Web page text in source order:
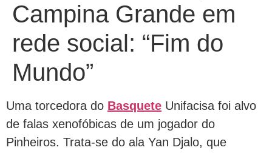
Campina Grande em
rede social: “Fim do
Mundo”
Uma torcedora do Basquete Unifacisa foi alvo
de falas xenofóbicas de um jogador do
Pinheiros. Trata-se do ala Yan Djalo, que